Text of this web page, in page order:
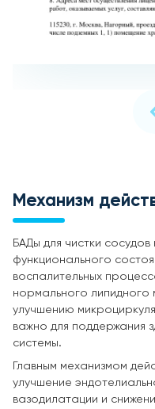
Механизм
БАДы для чистки
функционального
воспалительных
нормального
улучшению
важно для поддержания
системы.
Главным механизмом
улучшение
вазодилатации и